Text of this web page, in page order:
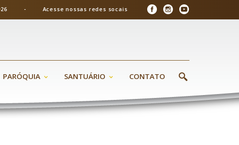
2026 - Acesse nossas redes socais
PARÓQUIA SANTUÁRIO CONTATO